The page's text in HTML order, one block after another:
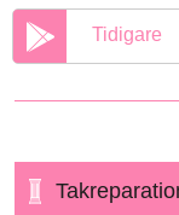
Tidigare